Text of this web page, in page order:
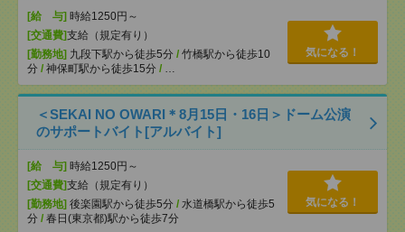
[給 与] 時給1250円～
[交通費]支給（規定有り）
[勤務地] 九段下駅から徒歩5分 / 竹橋駅から徒歩10
分 / 神保町駅から徒歩15分 / …
気になる！
＜SEKAI NO OWARI＊8月15日・16日＞ドーム公演
のサポートバイト[アルバイト]
[給 与] 時給1250円～
[交通費]支給（規定有り）
[勤務地] 後楽園駅から徒歩5分 / 水道橋駅から徒歩5
分 / 春日(東京都)駅から徒歩7分
気になる！